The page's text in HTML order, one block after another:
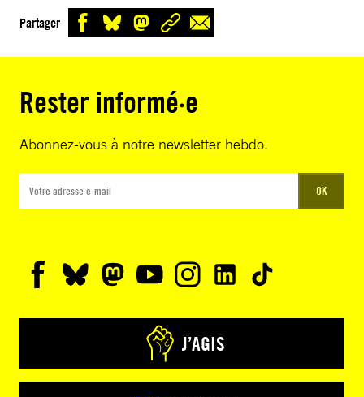
Partager
Rester informé·e
Abonnez-vous à notre newsletter hebdo.
OK
J’AGIS